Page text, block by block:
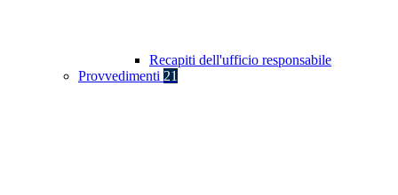
Recapiti dell'ufficio responsabile
Provvedimenti 21